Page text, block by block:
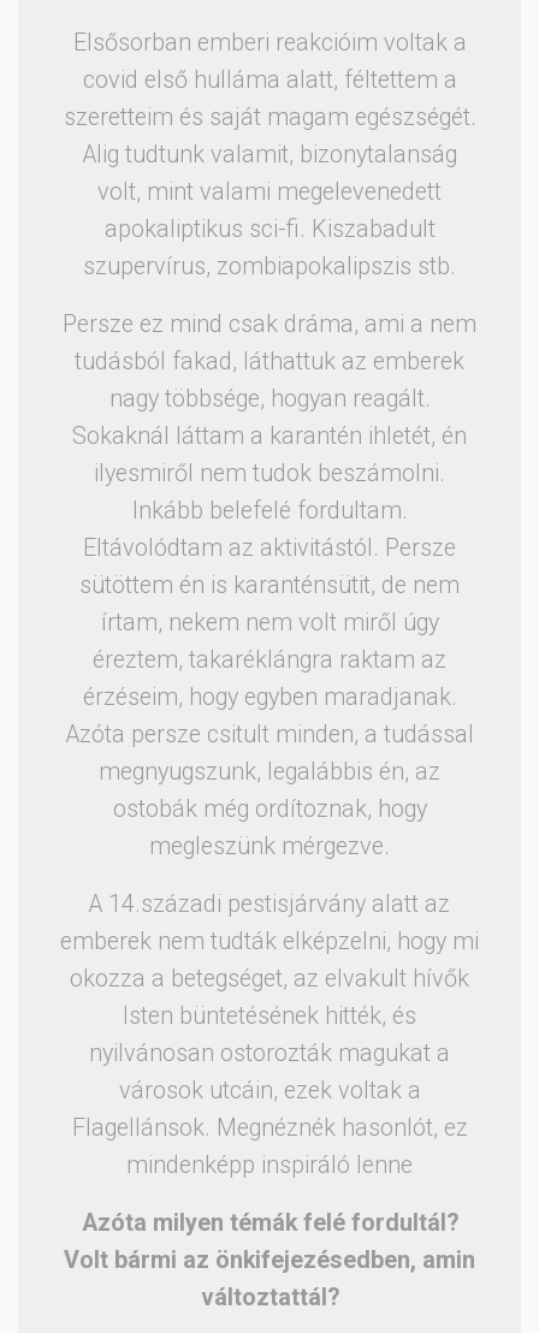
Elsősorban emberi reakcióim voltak a
covid első hulláma alatt, féltettem a
szeretteim és saját magam egészségét.
Alig tudtunk valamit, bizonytalanság
volt, mint valami megelevenedett
apokaliptikus sci-fi. Kiszabadult
szupervírus, zombiapokalipszis stb.
Persze ez mind csak dráma, ami a nem
tudásból fakad, láthattuk az emberek
nagy többsége, hogyan reagált.
Sokaknál láttam a karantén ihletét, én
ilyesmiről nem tudok beszámolni.
Inkább belefelé fordultam.
Eltávolódtam az aktivitástól. Persze
sütöttem én is karanténsütit, de nem
írtam, nekem nem volt miről úgy
éreztem, takaréklángra raktam az
érzéseim, hogy egyben maradjanak.
Azóta persze csitult minden, a tudással
megnyugszunk, legalábbis én, az
ostobák még ordítoznak, hogy
megleszünk mérgezve.
A 14.századi pestisjárvány alatt az
emberek nem tudták elképzelni, hogy mi
okozza a betegséget, az elvakult hívők
Isten büntetésének hitték, és
nyilvánosan ostorozták magukat a
városok utcáin, ezek voltak a
Flagellánsok. Megnéznék hasonlót, ez
mindenképp inspiráló lenne
Azóta milyen témák felé fordultál?
Volt bármi az önkifejezésedben, amin
változtattál?